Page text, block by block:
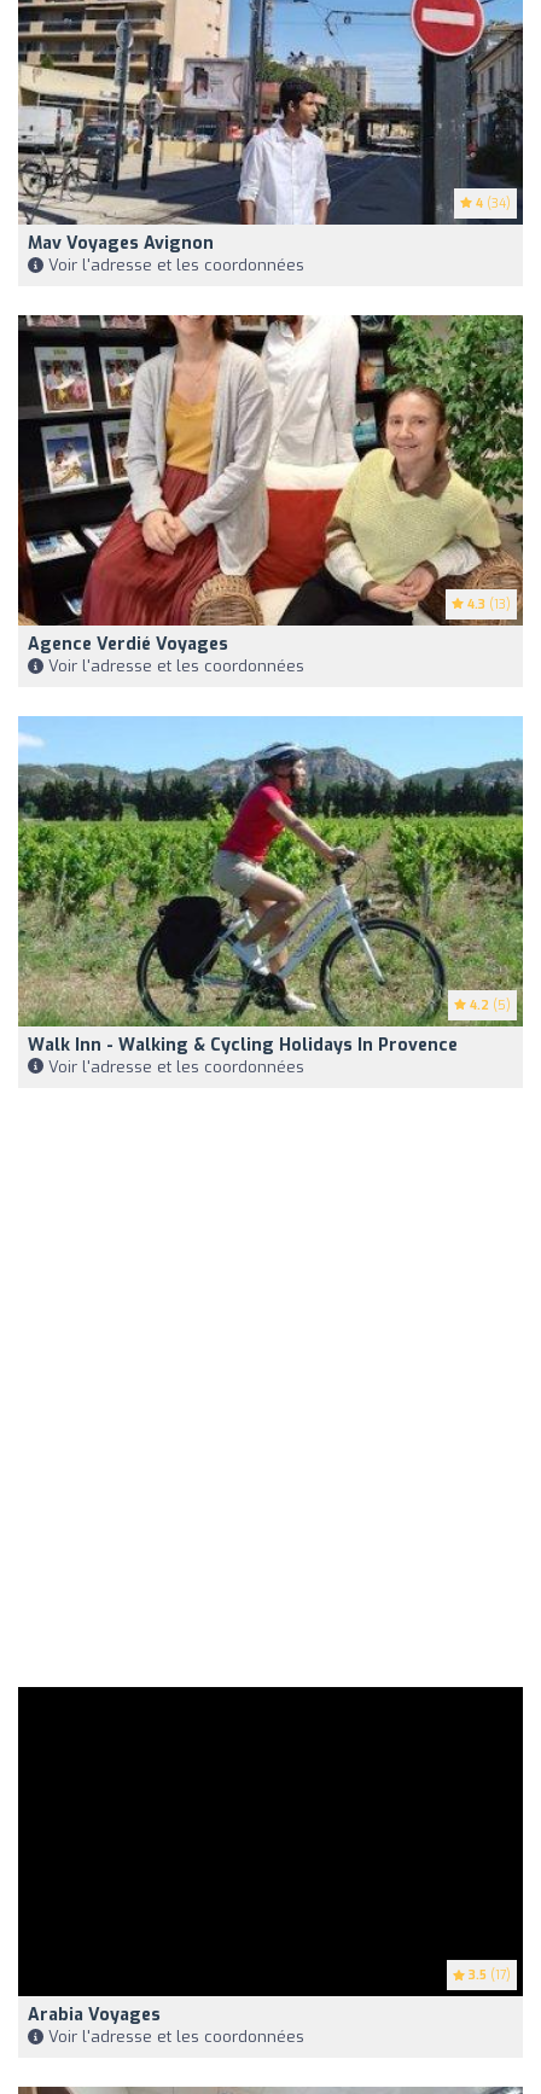
4 (34)
Mav Voyages Avignon
Voir l'adresse et les coordonnées
4.3 (13)
Agence Verdié Voyages
Voir l'adresse et les coordonnées
4.2 (5)
Walk Inn - Walking & Cycling Holidays In Provence
Voir l'adresse et les coordonnées
3.5 (17)
Arabia Voyages
Voir l'adresse et les coordonnées